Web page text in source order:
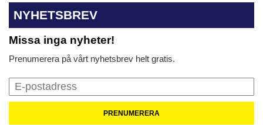
NYHETSBREV
Missa inga nyheter!
Prenumerera på vårt nyhetsbrev helt gratis.